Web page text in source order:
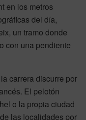
en los metros
del día,
un tramo donde
con una pendiente
carrera discurre por
El pelotón
o la propia ciudad
las localidades por